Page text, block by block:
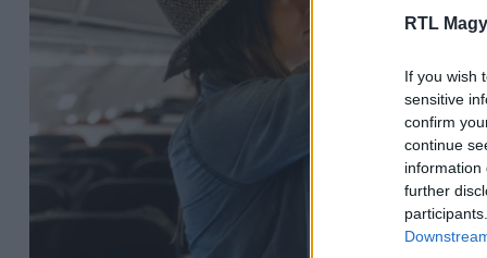
RTL
If you wish
sensitive
confirm
continue
information
further